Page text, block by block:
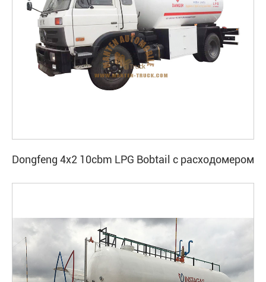
Dongfeng 4x2 10cbm LPG Bobtail с расходомером